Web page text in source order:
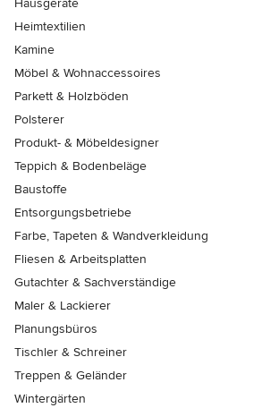
Hausgeräte
Heimtextilien
Kamine
Möbel & Wohnaccessoires
Parkett & Holzböden
Polsterer
Produkt- & Möbeldesigner
Teppich & Bodenbeläge
Baustoffe
Entsorgungsbetriebe
Farbe, Tapeten & Wandverkleidung
Fliesen & Arbeitsplatten
Gutachter & Sachverständige
Maler & Lackierer
Planungsbüros
Tischler & Schreiner
Treppen & Geländer
Wintergärten